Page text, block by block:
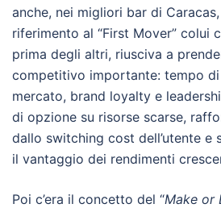
anche, nei migliori bar di
riferimento al “First Mover” colui
prima degli altri, riusciva a
competitivo importante: tempo di
mercato, brand loyalty e
di opzione su risorse scarse,
dallo switching cost dell’utente e
il vantaggio dei rendimenti
Poi c’era il concetto del “Make or